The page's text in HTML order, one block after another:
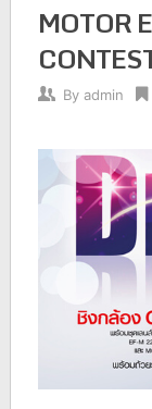
MOTOR
By admin